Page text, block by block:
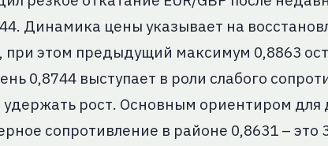
Динамика цены указывает на
этом предыдущий максимум 0,8863
0,8744 выступает в роли слабого
удержать рост. Основным ориентиром для
сопротивление в районе 0,8631 – это